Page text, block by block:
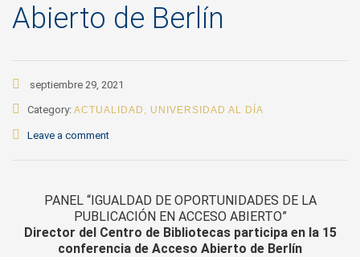
Abierto de Berlín
septiembre 29, 2021
Category: ACTUALIDAD , UNIVERSIDAD AL DÍA
Leave a comment
PANEL “IGUALDAD DE OPORTUNIDADES DE LA
PUBLICACIÓN EN ACCESO ABIERTO”
Director del Centro de Bibliotecas participa en la 15
conferencia de Acceso Abierto de Berlín